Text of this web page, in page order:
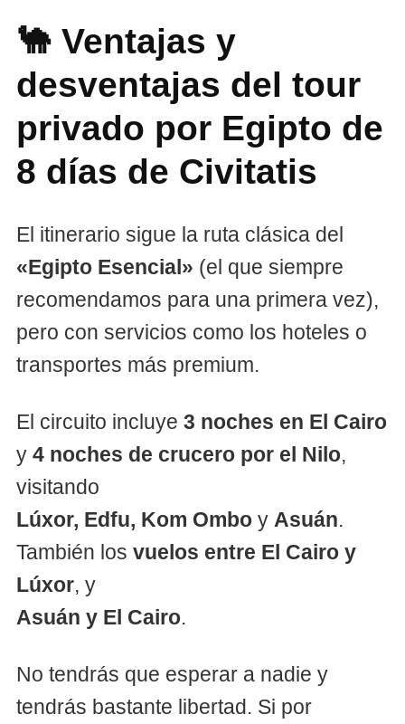
🐪 Ventajas y
desventajas del tour
privado por Egipto de
8 días de Civitatis
El itinerario sigue la ruta clásica del
«Egipto Esencial» (el que siempre
recomendamos para una primera vez),
pero con servicios como los hoteles o
transportes más premium.
El circuito incluye 3 noches en El Cairo
y 4 noches de crucero por el Nilo,
visitando
Lúxor, Edfu, Kom Ombo y Asuán.
También los vuelos entre El Cairo y
Lúxor, y
Asuán y El Cairo.
No tendrás que esperar a nadie y
tendrás bastante libertad. Si por